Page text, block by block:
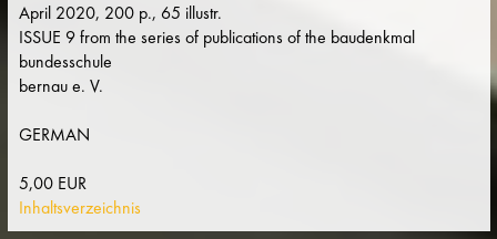
April 2020, 200 p., 65 illustr.
ISSUE 9 from the series of publications of the baudenkmal
bundesschule
bernau e. V.
GERMAN
5,00 EUR
Inhaltsverzeichnis